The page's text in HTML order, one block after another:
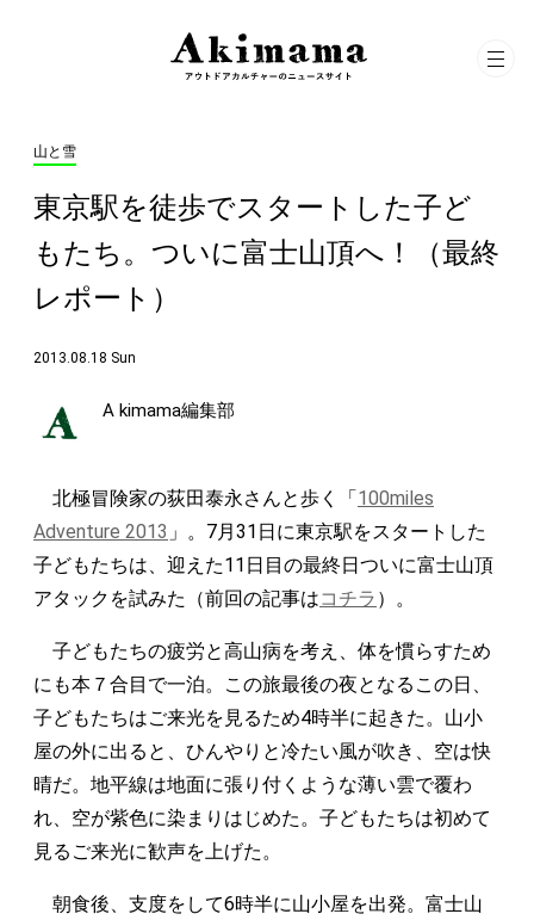
山と雪
東京駅を徒歩でスタートした子ど
もたち。ついに富士山頂へ！（最終
レポート）
2013.08.18 Sun
A kimama編集部
北極冒険家の荻田泰永さんと歩く「100miles
Adventure 2013 」。7月31日に東京駅をスタートした
子どもたちは、迎えた11日目の最終日ついに富士山頂
アタックを試みた（前回の記事はコチラ ）。
子どもたちの疲労と高山病を考え、体を慣らすため
にも本７合目で一泊。この旅最後の夜となるこの日、
子どもたちはご来光を見るため4時半に起きた。山小
屋の外に出ると、ひんやりと冷たい風が吹き、空は快
晴だ。地平線は地面に張り付くような薄い雲で覆わ
れ、空が紫色に染まりはじめた。子どもたちは初めて
見るご来光に歓声を上げた。
朝食後、支度をして6時半に山小屋を出発。富士山